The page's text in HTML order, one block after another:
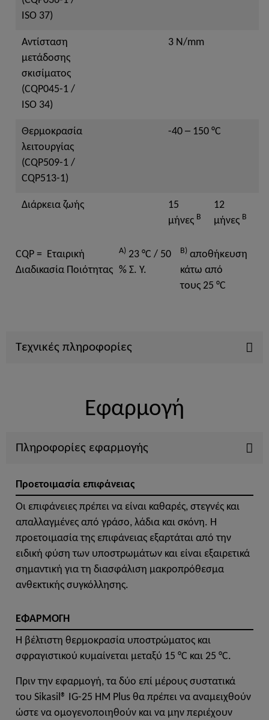
ISO 37)
Αντίσταση
μετάδοσης
σκισίματος
(CQP045-1 /
ISO 34)
3 N/mm
Θερμοκρασία
λειτουργίας
(CQP509-1 /
CQP513-1)
-40 ─ 150 °C
Διάρκεια ζωής
15
μήνες B
12
μήνες B
CQP = Εταιρική
Διαδικασία Ποιότητας
A) 23 °C / 50
% Σ. Υ.
B) αποθήκευση
κάτω από
τους 25 °C
Τεχνικές πληροφορίες
Εφαρμογή
Πληροφορίες εφαρμογής
Προετοιμασία επιφάνειας
Οι επιφάνειες πρέπει να είναι καθαρές, στεγνές και
απαλλαγμένες από γράσο, λάδια και σκόνη. Η
προετοιμασία της επιφάνειας εξαρτάται από την
ειδική φύση των υποστρωμάτων και είναι εξαιρετικά
σημαντική για τη διασφάλιση μακροπρόθεσμα
ανθεκτικής συγκόλλησης.
ΕΦΑΡΜΟΓΗ
Η βέλτιστη θερμοκρασία υποστρώματος και
σφραγιστικού κυμαίνεται μεταξύ 15 °C και 25 °C.
Πριν την εφαρμογή, τα δύο επί μέρους συστατικά
του Sikasil® IG-25 HM Plus θα πρέπει να αναμειχθούν
ώστε να ομογενοποιηθούν και να μην περιέχουν